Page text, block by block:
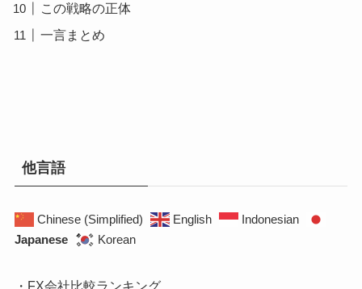
この戦略の正体
一言まとめ
他言語
Chinese (Simplified) English
Indonesian
Japanese
Korean
・FX会社比較ランキング